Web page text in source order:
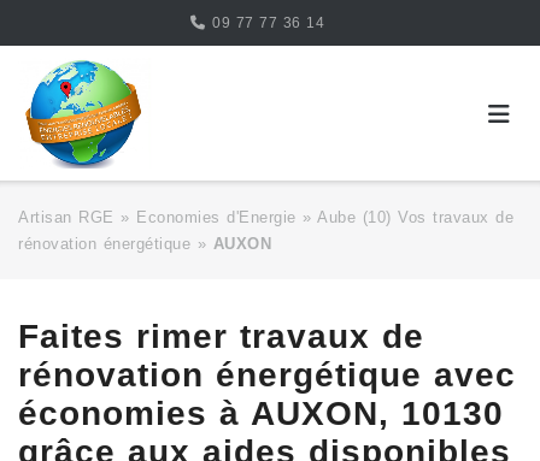
content
09 77 77 36 14
Artisan RGE » Economies d'Energie » Aube (10) Vos travaux de
rénovation énergétique » AUXON
Faites rimer travaux de
rénovation énergétique avec
économies à AUXON, 10130
grâce aux aides disponibles